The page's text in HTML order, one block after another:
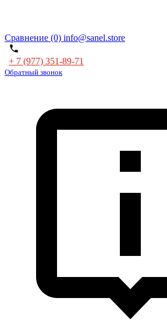
Сравнение (0) info@sanel.store
+ 7 (977) 351-89-71
Обратный звонок